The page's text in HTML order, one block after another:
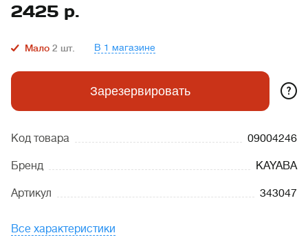
2425 р.
Мало 2 шт. В 1 магазине
Зарезервировать ?
Код товара 09004246
Бренд KAYABA
Артикул 343047
Все характеристики